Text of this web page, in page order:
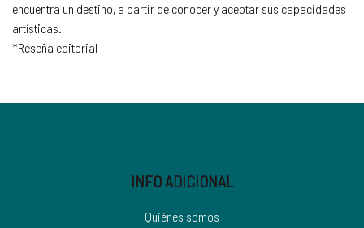
encuentra un destino, a partir de conocer y aceptar sus capacidades
artísticas.
*Reseña editorial
INFO ADICIONAL
Quiénes somos